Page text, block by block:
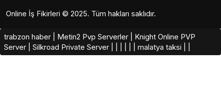
Online İş Fikirleri © 2025. Tüm hakları saklıdır.
trabzon haber Metin2 Pvp Serverler
Knight Online PVP
Server
Silkroad Private Server​ malatya taksi